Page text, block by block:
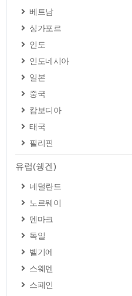
베트남
싱가포르
인도
인도네시아
일본
중국
캄보디아
태국
필리핀
유럽(쉥겐)
네덜란드
노르웨이
덴마크
독일
벨기에
스웨덴
스페인